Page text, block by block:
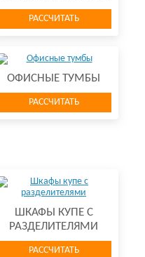
РАССЧИТАТЬ
ОФИСНЫЕ ТУМБЫ
РАССЧИТАТЬ
ШКАФЫ КУПЕ С
РАЗДЕЛИТЕЛЯМИ
РАССЧИТАТЬ